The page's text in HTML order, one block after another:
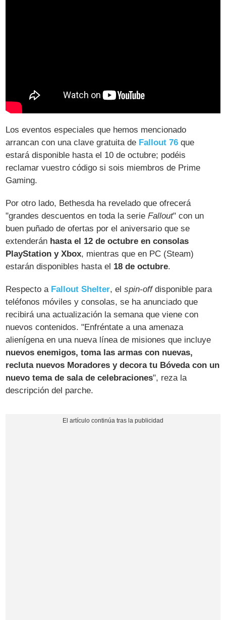
Los eventos especiales que hemos mencionado
arrancan con una clave gratuita de Fallout 76 que
estará disponible hasta el 10 de octubre; podéis
reclamar vuestro código si sois miembros de Prime
Gaming.
Por otro lado, Bethesda ha revelado que ofrecerá
"grandes descuentos en toda la serieFallout" con un
buen puñado de ofertas por el aniversario que se
extenderán hasta el 12 de octubre en consolas
PlayStation y Xbox, mientras que en PC (Steam)
estarán disponibles hasta el 18 de octubre.
Respecto a Fallout Shelter, elspin-offdisponible para
teléfonos móviles y consolas, se ha anunciado que
recibirá una actualización la semana que viene con
nuevos contenidos. "Enfréntate a una amenaza
alienígena en una nueva línea de misiones que incluye
nuevos enemigos, toma las armas con nuevas,
recluta nuevos Moradores y decora tu Bóveda con un
nuevo tema de sala de celebraciones", reza la
descripción del parche.